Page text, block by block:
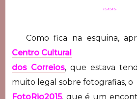
rsrsrs
Como fica na esquina,
Centro Cultural
dos Correios, que estava
muito legal sobre fotografias, o
FotoRio2015, que é um